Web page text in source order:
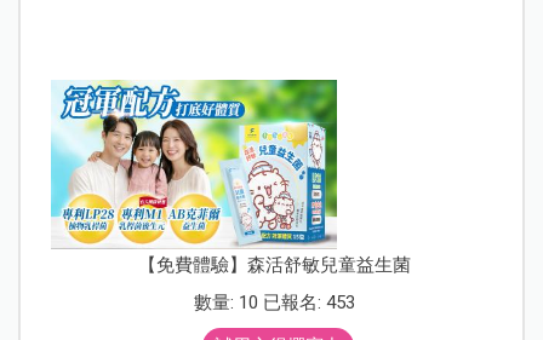
【免費體驗】森活舒敏兒童益生菌
數量: 10 已報名: 453